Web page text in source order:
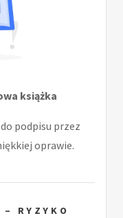
książka
podpisu przez
oprawie.
– RYZYKO